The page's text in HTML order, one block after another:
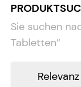
Sie suchen
Tabletten“